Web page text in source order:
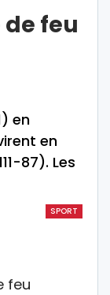
de feu
en
en
87). Les
SPORT